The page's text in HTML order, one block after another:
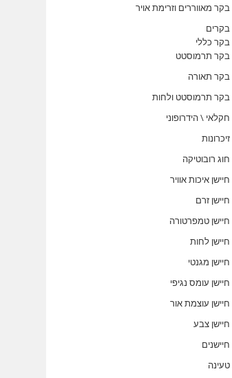
בקר מאווררים וזרימת אויר
בקרים
בקר כללי
בקר תרמוסטט
בקר תאורה
בקר תרמוסטט ולחות
חקלאי \ הידרופוני
זיכרונות
חוג רובוטיקה
חיישן איכות אוויר
חיישן זרם
חיישן טמפרטורה
חיישן לחות
חיישן מגנטי
חיישן עומס נגיפי
חיישן עוצמת אור
חיישן צבע
חיישנים
טעינה